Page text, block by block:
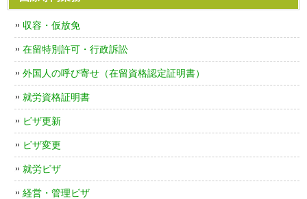
収容・仮放免
在留特別許可・行政訴訟
外国人の呼び寄せ（在留資格認定証明書）
就労資格証明書
ビザ更新
ビザ変更
就労ビザ
経営・管理ビザ